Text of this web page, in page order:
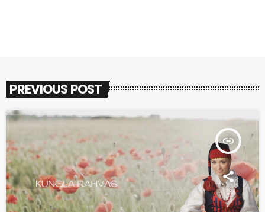
PREVIOUS POST
insert_link